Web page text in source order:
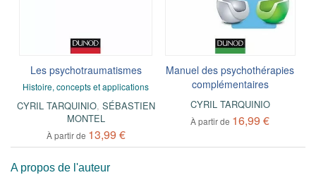
Les psychotraumatismes
Histoire, concepts et applications
CYRIL TARQUINIO, SÉBASTIEN
MONTEL
À partir de 13,99 €
Manuel des psychothérapies
complémentaires
CYRIL TARQUINIO
À partir de 16,99 €
A propos de l'auteur